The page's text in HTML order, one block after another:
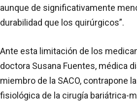
aunque de significativamente
durabilidad que los quirúrgicos”.
Ante esta limitación de los
doctora Susana Fuentes, médica
miembro de la SACO, contrapone
fisiológica de la cirugía bariátrica-